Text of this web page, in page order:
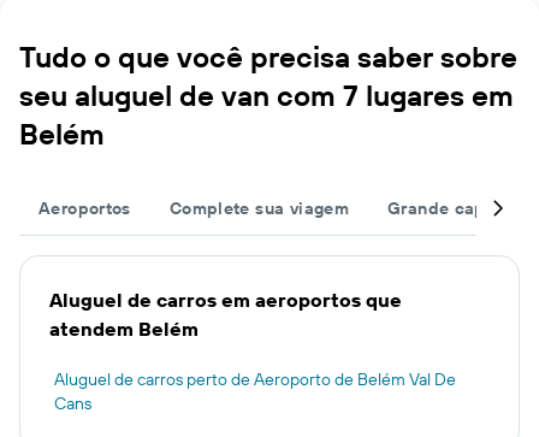
Tudo o que você precisa saber sobre
seu aluguel de van com 7 lugares em
Belém
Aeroportos Complete sua viagem Grande
Aluguel de carros em aeroportos que
atendem Belém
Aluguel de carros perto de Aeroporto de Belém Val De
Cans